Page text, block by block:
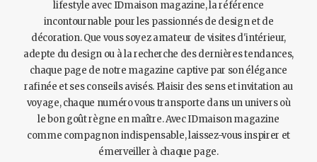
lifestyle avec IDmaison magazine, la référence
incontournable pour les passionnés de design et de
décoration. Que vous soyez amateur de visites d'intérieur,
adepte du design ou à la recherche des dernières tendances,
chaque page de notre magazine captive par son élégance
rafinée et ses conseils avisés. Plaisir des sens et invitation au
voyage, chaque numéro vous transporte dans un univers où
le bon goût règne en maître. Avec IDmaison magazine
comme compagnon indispensable, laissez-vous inspirer et
émerveiller à chaque page.